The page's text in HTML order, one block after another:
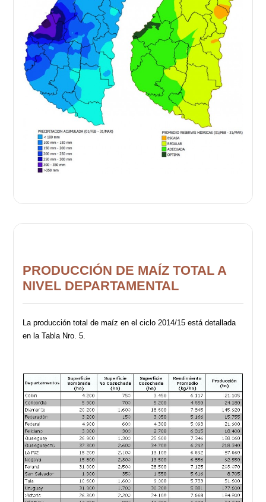
PRODUCCIÓN DE MAÍZ TOTAL A
NIVEL DEPARTAMENTAL
La producción total de maíz en el ciclo 2014/15 está detallada
en la Tabla Nro. 5.